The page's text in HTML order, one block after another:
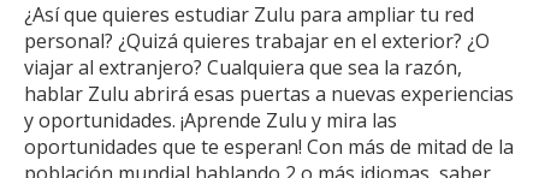
¿Así que quieres estudiar Zulu para ampliar tu red
personal? ¿Quizá quieres trabajar en el exterior? ¿O
viajar al extranjero? Cualquiera que sea la razón,
hablar Zulu abrirá esas puertas a nuevas experiencias
y oportunidades. ¡Aprende Zulu y mira las
oportunidades que te esperan! Con más de mitad de la